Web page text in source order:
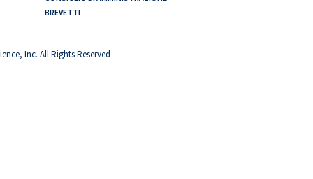
BREVETTI
Inc. All Rights Reserved